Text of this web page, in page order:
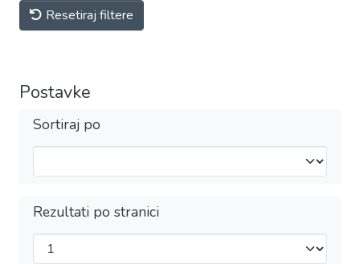
Resetiraj filtere
Postavke
Sortiraj po
Rezultati po stranici